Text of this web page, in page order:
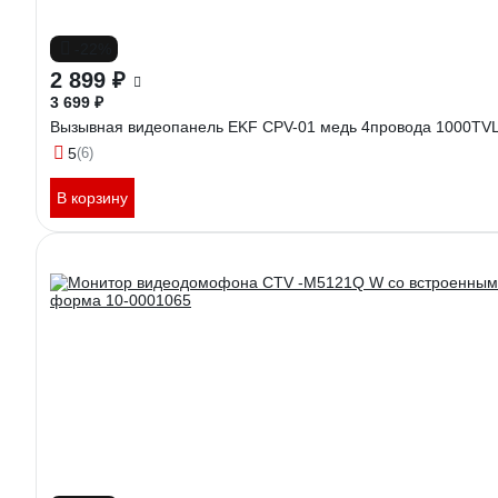
2 899 ₽
3 699 ₽
Вызывная видеопанель EKF CPV-01 медь 4провода
5(6)
В корзину